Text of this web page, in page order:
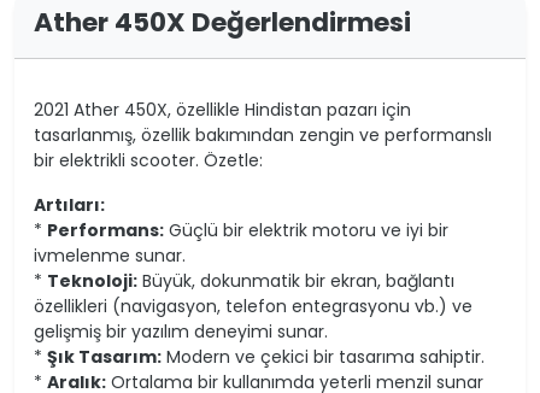
Ather 450X Değerlendirmesi
2021 Ather 450X, özellikle Hindistan pazarı için
tasarlanmış, özellik bakımından zengin ve performanslı
bir elektrikli scooter. Özetle:
Artıları:
* Performans: Güçlü bir elektrik motoru ve iyi bir
ivmelenme sunar.
* Teknoloji: Büyük, dokunmatik bir ekran, bağlantı
özellikleri (navigasyon, telefon entegrasyonu vb.) ve
gelişmiş bir yazılım deneyimi sunar.
* Şık Tasarım: Modern ve çekici bir tasarıma sahiptir.
* Aralık: Ortalama bir kullanımda yeterli menzil sunar